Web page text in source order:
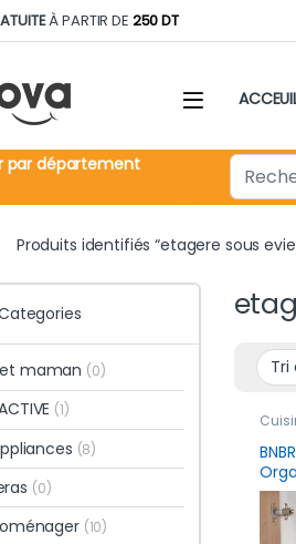
À PARTIR DE 250 DT
par département Search
Produits identifiés “etagere sous
maman (0)
(1)
(8)
(0)
(10)